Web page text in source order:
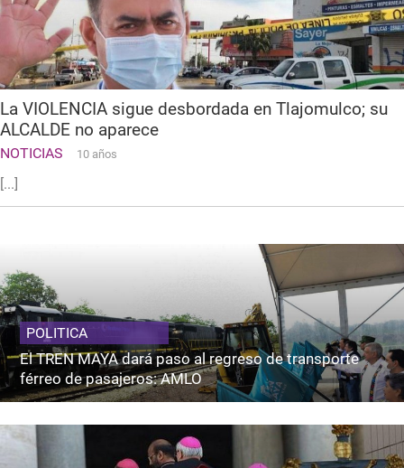
La VIOLENCIA sigue desbordada en Tlajomulco; su
ALCALDE no aparece
NOTICIAS 10 años
[...]
POLITICA
El TREN MAYA dará paso al regreso de transporte
férreo de pasajeros: AMLO